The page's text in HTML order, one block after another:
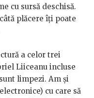
cu sursă deschisă.
plăcere îți poate
a celor trei
Liiceanu incluse
limpezi. Am și
cu care să